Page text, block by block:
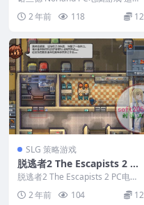
2 年前 118 12
SLG 策略游戏
脱逃者2 The Escapists 2 PC
电脑游戏 适用WIN11 WIN1
0
脱逃者2 The Escapists 2 PC电脑
游戏 适用WIN11 WIN1...
2 年前 104 12